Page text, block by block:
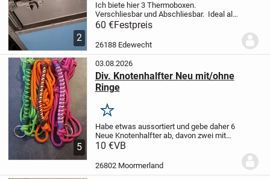
2
Ich biete hier 3 Thermoboxen.
Verschliesbar und Abschliesbar. Ideal als
Sattelschrank, Futterschrank, Umbau
zum Heubedampfer, Getränkekisten kühl
halten ect. Hält alles trocken und
sauber. Pre...
60 €Festpreis
26188 Edewecht
5
03.08.2026
Div. Knotenhalfter Neu mit/ohne
Ringe
Merken
Habe etwas aussortiert und gebe daher 6
Neue Knotenhalfter ab, davon zwei mit
Ringen. Größe VB/WB. Diese lagen nicht
sind teils sogar noch verpackt.
10 €VB
26802 Moormerland